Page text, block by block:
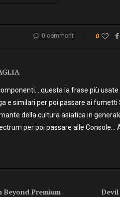
0 comment 0
la frase più
e similari per poi passare ai fumetti
della cultura asiatica in
per poi passare alle Console…
Beyond Premium
Devil